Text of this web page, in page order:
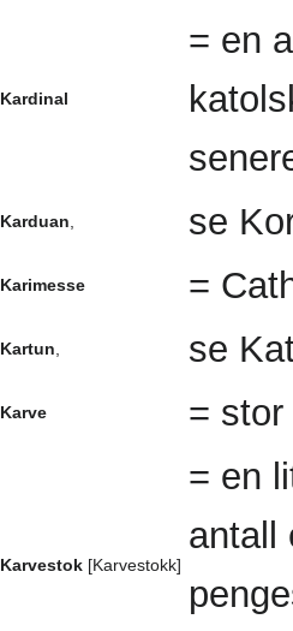
Kardinal
= en
Karduan, se
Karimesse =
Kartun, se
Karve =
Karvestok [Karvestokk]
= en
antall